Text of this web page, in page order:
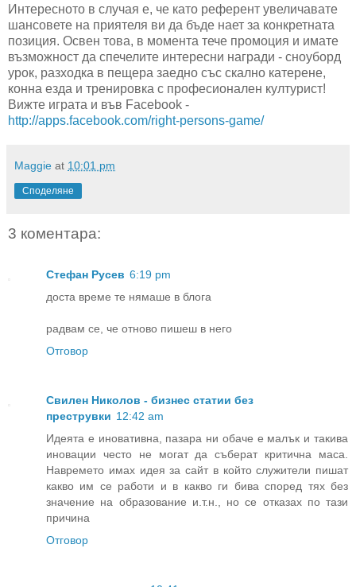
Интересното в случая е, че като референт увеличавате
шансовете на приятеля ви да бъде нает за конкретната
позиция. Освен това, в момента тече промоция и имате
възможност да спечелите интересни награди - сноуборд
урок, разходка в пещера заедно със скално катерене,
конна езда и тренировка с професионален културист!
Вижте играта и във Facebook -
http://apps.facebook.com/right-persons-game/
Maggie at 10:01 pm
Споделяне
3 коментара:
Стефан Русев 6:19 pm
доста време те нямаше в блога
радвам се, че отново пишеш в него
Отговор
Свилен Николов - бизнес статии без
преструвки 12:42 am
Идеята е иновативна, пазара ни обаче е малък и такива
иновации често не могат да съберат критична маса.
Навремето имах идея за сайт в който служители пишат
какво им се работи и в какво ги бива според тях без
значение на образование и.т.н., но се отказах по тази
причина
Отговор